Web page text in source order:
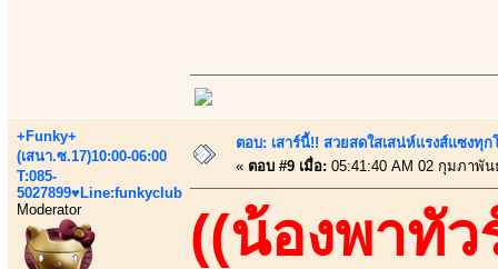
+Funky+
(เสนา.ซ.17)10:00-06:00
T:085-
5027899♥Line:funkyclub
Moderator
ตอบ: เสาร์นี้!! สวยสดใสเสน่ห์แรงส์แซงทุ
« ตอบ #9 เมื่อ: 05:41:40 AM 02 กุมภาพัน
((น้องพาทัว